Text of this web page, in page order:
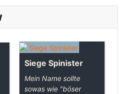
Siege Spinister
Mein Name sollte
sowas wie "böser